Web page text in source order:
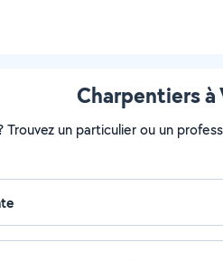
Charpentiers à
un particulier ou un